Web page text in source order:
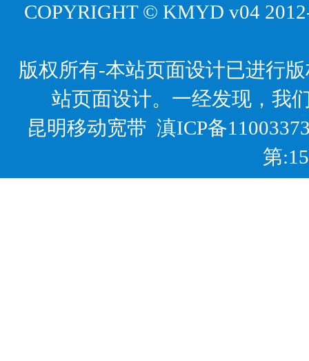
COPYRIGHT © KMYD v04
版权所有-本站页面设计已进行
站页面设计。一经发现，我
昆明移动宽带 滇ICP备
第